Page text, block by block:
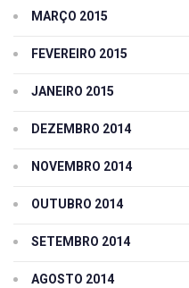
MARÇO 2015
FEVEREIRO 2015
JANEIRO 2015
DEZEMBRO 2014
NOVEMBRO 2014
OUTUBRO 2014
SETEMBRO 2014
AGOSTO 2014